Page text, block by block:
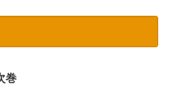
巻